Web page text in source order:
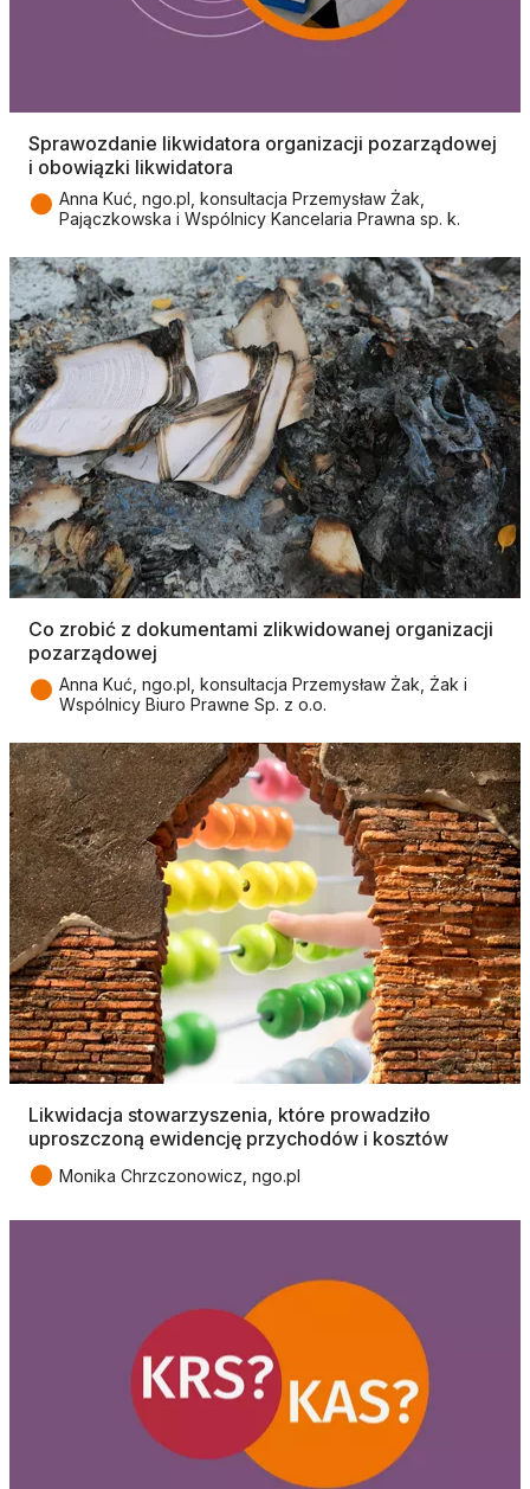
Sprawozdanie likwidatora organizacji pozarządowej
i obowiązki likwidatora
● Anna Kuć, ngo.pl, konsultacja Przemysław Żak,
Pajączkowska i Wspólnicy Kancelaria Prawna sp. k.
Co zrobić z dokumentami zlikwidowanej organizacji
pozarządowej
● Anna Kuć, ngo.pl, konsultacja Przemysław Żak, Żak i
Wspólnicy Biuro Prawne Sp. z o.o.
Likwidacja stowarzyszenia, które prowadziło
uproszczoną ewidencję przychodów i kosztów
● Monika Chrzczonowicz, ngo.pl